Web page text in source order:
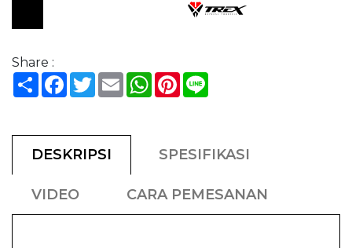
Share :
ShareFacebook
TwitterEmailWhatsApp
Pinterest
DESKRIPSI SPESIFIKASI
VIDEO CARA PEMESANAN